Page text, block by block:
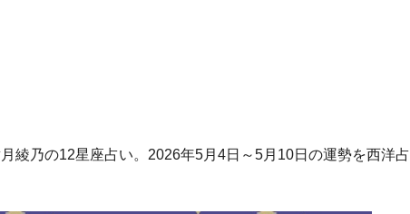
綾乃の12星座占い。2026年5月4日～5月10日の運勢を西洋占